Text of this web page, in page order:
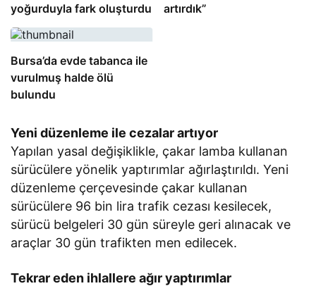
yoğurduyla fark oluşturdu
artırdık”
Bursa’da evde tabanca ile
vurulmuş halde ölü
bulundu
Yeni düzenleme ile cezalar artıyor
Yapılan yasal değişiklikle, çakar lamba kullanan
sürücülere yönelik yaptırımlar ağırlaştırıldı. Yeni
düzenleme çerçevesinde çakar kullanan
sürücülere 96 bin lira trafik cezası kesilecek,
sürücü belgeleri 30 gün süreyle geri alınacak ve
araçlar 30 gün trafikten men edilecek.
Tekrar eden ihlallere ağır yaptırımlar